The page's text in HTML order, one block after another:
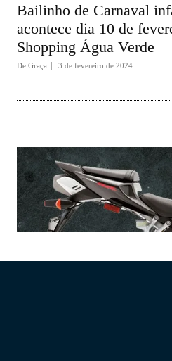
Bailinho de Carnaval
acontece dia 10 de
Shopping Água Verde
De Graça 3 de fevereiro de 2024